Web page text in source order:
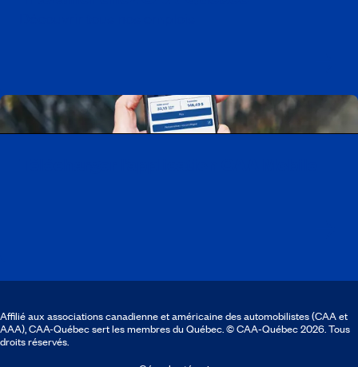
Affilié aux associations canadienne et américaine des automobilistes (CAA et
AAA), CAA-Québec sert les membres du Québec. © CAA‑Québec 2026. Tous
droits réservés.